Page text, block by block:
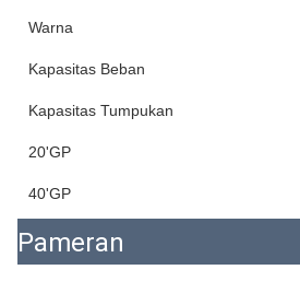
Warna
Kapasitas Beban
Kapasitas Tumpukan
20'GP
40'GP
Pameran